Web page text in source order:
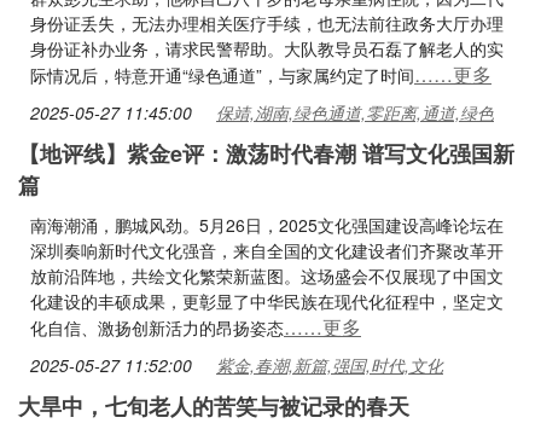
身份证丢失，无法办理相关医疗手续，也无法前往政务大厅办理
身份证补办业务，请求民警帮助。大队教导员石磊了解老人的实
际情况后，特意开通“绿色通道”，与家属约定了时间……更多
2025-05-27 11:45:00 保靖,湖南,绿色通道,零距离,通道,绿色
【地评线】紫金e评：激荡时代春潮 谱写文化强国新
篇
南海潮涌，鹏城风劲。5月26日，2025文化强国建设高峰论坛在
深圳奏响新时代文化强音，来自全国的文化建设者们齐聚改革开
放前沿阵地，共绘文化繁荣新蓝图。这场盛会不仅展现了中国文
化建设的丰硕成果，更彰显了中华民族在现代化征程中，坚定文
化自信、激扬创新活力的昂扬姿态……更多
2025-05-27 11:52:00 紫金,春潮,新篇,强国,时代,文化
大旱中，七旬老人的苦笑与被记录的春天